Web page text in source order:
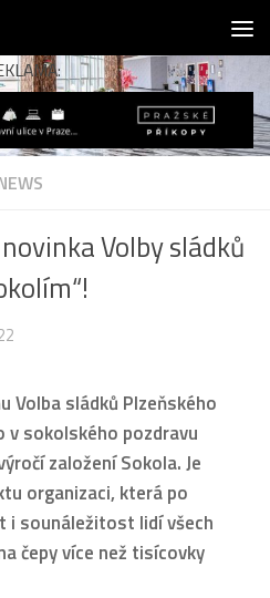
Volby sládků
Volba sládků Plzeňského
v sokolského pozdravu
založení Sokola. Je
organizaci, která po
sounáležitost lidí všech
čepy více než tisícovky